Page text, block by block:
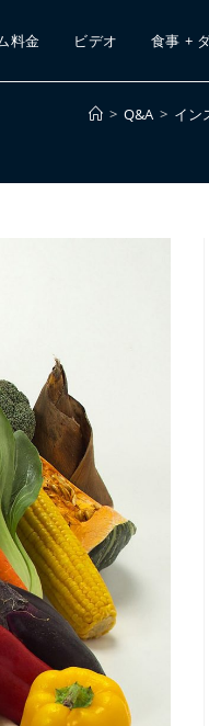
料金 ビデオ 食事 +
> Q&A > イン